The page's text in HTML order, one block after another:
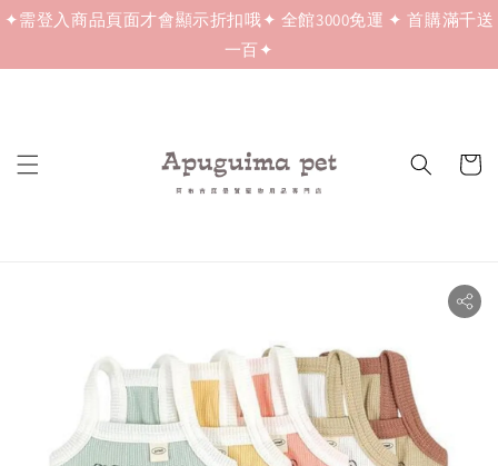
✦需登入商品頁面才會顯示折扣哦✦ 全館3000免運 ✦ 首購滿千送
一百✦